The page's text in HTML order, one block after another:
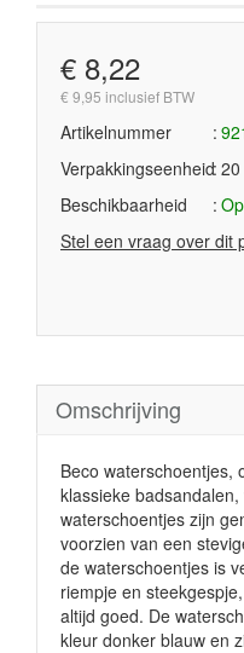
€ 8,22
€ 9,95 inclusief BTW
Artikelnummer
Verpakkingseenheid
Beschikbaarheid
Stel een vraag over dit
Omschrijving
Beco waterschoentjes,
klassieke
waterschoentjes zijn
voorzien van een
de waterschoentjes is
riempje en
altijd goed. De
kleur donker blauw en